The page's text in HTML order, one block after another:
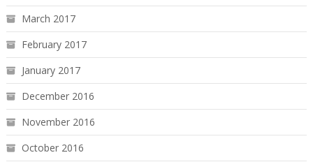
March 2017
February 2017
January 2017
December 2016
November 2016
October 2016